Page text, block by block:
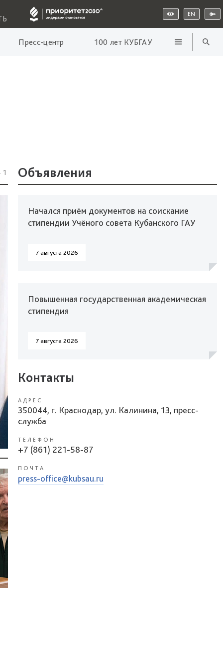
EN
Пресс-центр 100 лет КУБГАУ
Объявления
Начался приём документов на соискание
стипендии Учёного совета Кубанского ГАУ
7 августа 2026
Повышенная государственная академическая
стипендия
7 августа 2026
Контакты
АДРЕС
350044, г. Краснодар, ул. Калинина, 13, пресс-
служба
ТЕЛЕФОН
+7 (861) 221-58-87
ПОЧТА
press-office@kubsau.ru